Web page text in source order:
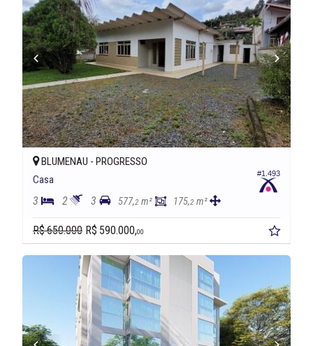
#1.493
BLUMENAU - PROGRESSO
Casa
3 2 3 577,2 m² 175,2 m²
R$ 650.000 R$ 590.000,00